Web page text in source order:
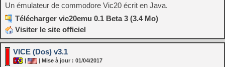
Un émulateur de commodore Vic20 écrit en Java.
Télécharger vic20emu 0.1 Beta 3 (3.4 Mo)
Visiter le site officiel
VICE (Dos) v3.1
| | Mise à jour : 01/04/2017